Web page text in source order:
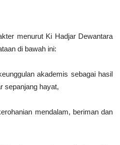
menurut Ki Hadjar Dewantara
di bawah ini:
akademis sebagai hasil
sepanjang hayat,
mendalam, beriman dan